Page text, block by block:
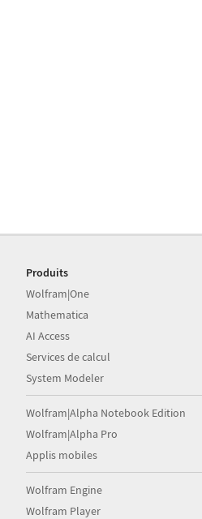
Produits
Wolfram|One
Mathematica
AI Access
Services de calcul
System Modeler
Wolfram|Alpha Notebook Edition
Wolfram|Alpha Pro
Applis mobiles
Wolfram Engine
Wolfram Player